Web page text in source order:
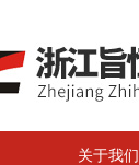
关于我们